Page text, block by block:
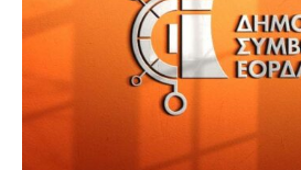
Του
Προσκλήσεις